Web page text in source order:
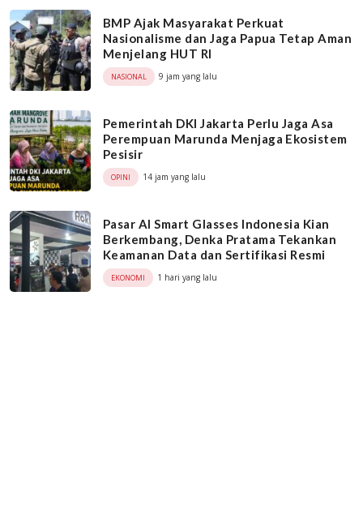
BMP Ajak Masyarakat Perkuat
Nasionalisme dan Jaga Papua Tetap Aman
Menjelang HUT RI
NASIONAL 9 jam yang lalu
Pemerintah DKI Jakarta Perlu Jaga Asa
Perempuan Marunda Menjaga Ekosistem
Pesisir
OPINI 14 jam yang lalu
Pasar AI Smart Glasses Indonesia Kian
Berkembang, Denka Pratama Tekankan
Keamanan Data dan Sertifikasi Resmi
EKONOMI 1 hari yang lalu